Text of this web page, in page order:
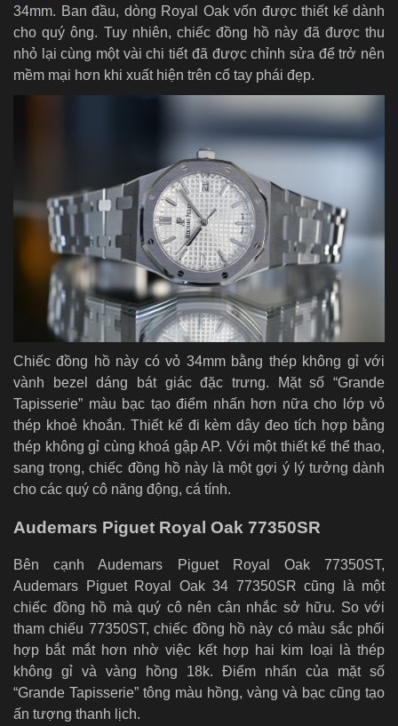
34mm. Ban đầu, dòng Royal Oak vốn được thiết kế dành
cho quý ông. Tuy nhiên, chiếc đồng hồ này đã được thu
nhỏ lại cùng một vài chi tiết đã được chỉnh sửa để trở nên
mềm mại hơn khi xuất hiện trên cổ tay phái đẹp.
Chiếc đồng hồ này có vỏ 34mm bằng thép không gỉ với
vành bezel dáng bát giác đặc trưng. Mặt số “Grande
Tapisserie” màu bạc tạo điểm nhấn hơn nữa cho lớp vỏ
thép khoẻ khoắn. Thiết kế đi kèm dây đeo tích hợp bằng
thép không gỉ cùng khoá gập AP. Với một thiết kế thể thao,
sang trọng, chiếc đồng hồ này là một gợi ý lý tưởng dành
cho các quý cô năng động, cá tính.
Audemars Piguet Royal Oak 77350SR
Bên cạnh Audemars Piguet Royal Oak 77350ST,
Audemars Piguet Royal Oak 34 77350SR cũng là một
chiếc đồng hồ mà quý cô nên cân nhắc sở hữu. So với
tham chiếu 77350ST, chiếc đồng hồ này có màu sắc phối
hợp bắt mắt hơn nhờ việc kết hợp hai kim loại là thép
không gỉ và vàng hồng 18k. Điểm nhấn của mặt số
“Grande Tapisserie” tông màu hồng, vàng và bạc cũng tạo
ấn tượng thanh lịch.